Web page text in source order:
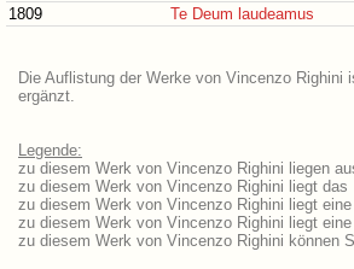
1809
Te Deum laudeamus
Die Auflistung der Werke von Vincenzo
ergänzt.
Legende:
zu diesem Werk von Vincenzo Righini liegen
zu diesem Werk von Vincenzo Righini liegt das
zu diesem Werk von Vincenzo Righini liegt
zu diesem Werk von Vincenzo Righini liegt
zu diesem Werk von Vincenzo Righini können